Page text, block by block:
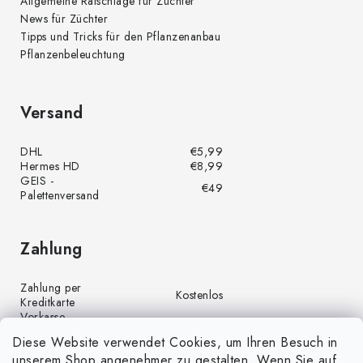
Diese Website verwendet Cookies, um Ihren Besuch in
News für Züchter
Tipps und Tricks für den Pflanzenanbau
Pflanzenbeleuchtung
Versand
DHL
€5,99
Hermes HD
€8,99
GEIS -
Palettenversand
€49
Zahlung
Zahlung per
Kreditkarte
Kostenlos
Vorkasse
Zahlung per PayPal
Kostenlos